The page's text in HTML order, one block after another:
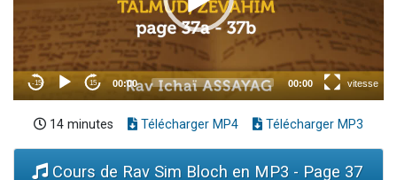
14 minutes Télécharger MP4 Télécharger MP3
Cours de Rav Sim Bloch en MP3 - Page 37